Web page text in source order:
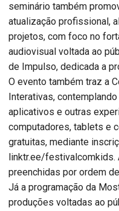
seminário também
atualização profissional,
projetos, com foco no
audiovisual voltada ao
de Impulso, dedicada a
O evento também traz a
Interativas,
aplicativos e outras
computadores, tablets e
gratuitas, mediante
linktr.ee/
preenchidas por ordem
Já a programação da
produções voltadas ao